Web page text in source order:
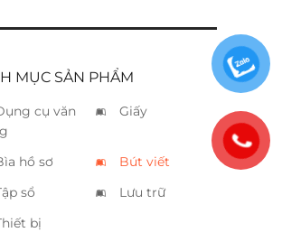
MỤC SẢN PHẨM
cụ văn
Giấy
hồ sơ
Bút viết
sổ
Lưu trữ
bị